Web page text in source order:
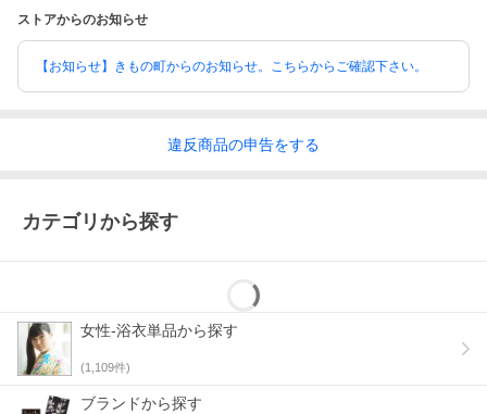
ストアからのお知らせ
【お知らせ】きもの町からのお知らせ。こちらからご確認下さい。
違反商品の申告をする
カテゴリから探す
女性-浴衣単品から探す
(1,109件)
ブランドから探す